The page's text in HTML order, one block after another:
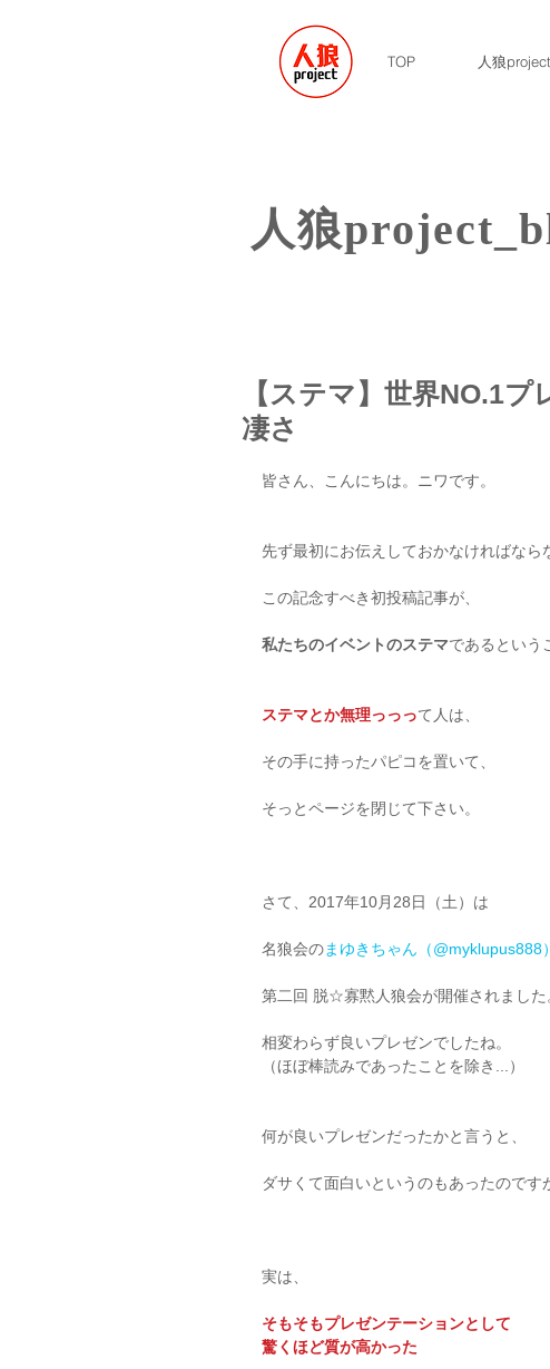
TOP 人狼
人狼
【ステマ】世界NO.1
凄さ
皆さん、こんにちは。ニワです。
先ず最初にお伝えしておかなければなら
この記念すべき初投稿記事が、
私たちのイベントのステマであるという
ステマとか無理っっって人は、
その手に持ったパピコを置いて、
そっとページを閉じて下さい。
さて、2017年10月28日（土）は
名狼会のまゆきちゃん（@myklupus888）
第二回 脱☆寡黙人狼会が開催されました
相変わらず良いプレゼンでしたね。
（ほぼ棒読みであったことを除き...）
何が良いプレゼンだったかと言うと、
ダサくて面白いというのもあったのです
実は、
そもそもプレゼンテーションとして
驚くほど質が高かった